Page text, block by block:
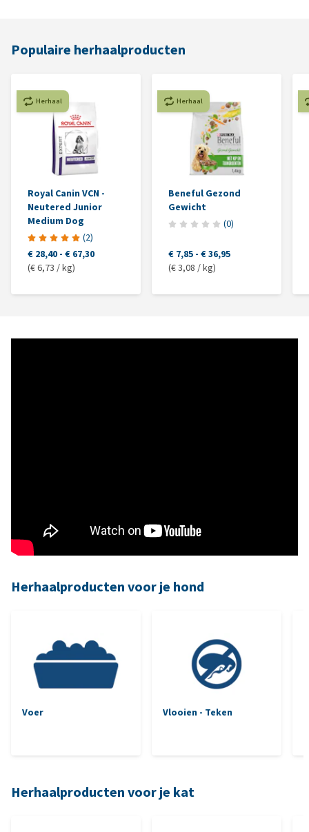
Populaire herhaalproducten
Herhaal
Royal Canin VCN -
Neutered Junior
Medium Dog
(2)
€ 28,40 - € 67,30
(€ 6,73 / kg)
Herhaal
Beneful Gezond
Gewicht
(0)
€ 7,85 - € 36,95
(€ 3,08 / kg)
Herhaalproducten voor je hond
Voer Vlooien - Teken
Herhaalproducten voor je kat